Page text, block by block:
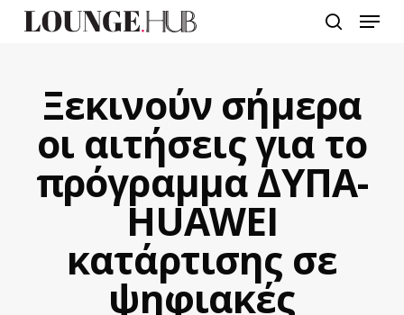
Menu
Ξεκινούν σήμερα
οι αιτήσεις για το
πρόγραμμα ΔΥΠΑ-
HUAWEI
κατάρτισης σε
ψηφιακές